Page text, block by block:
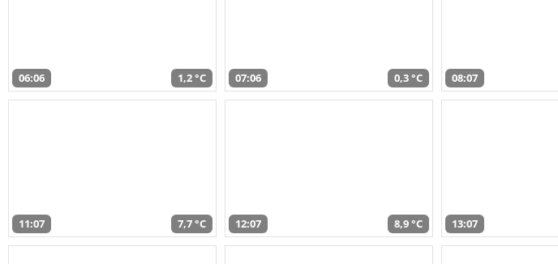
06:06 1,2 °C 07:06 0,3 °C 08:07
11:07 7,7 °C 12:07 8,9 °C 13:07